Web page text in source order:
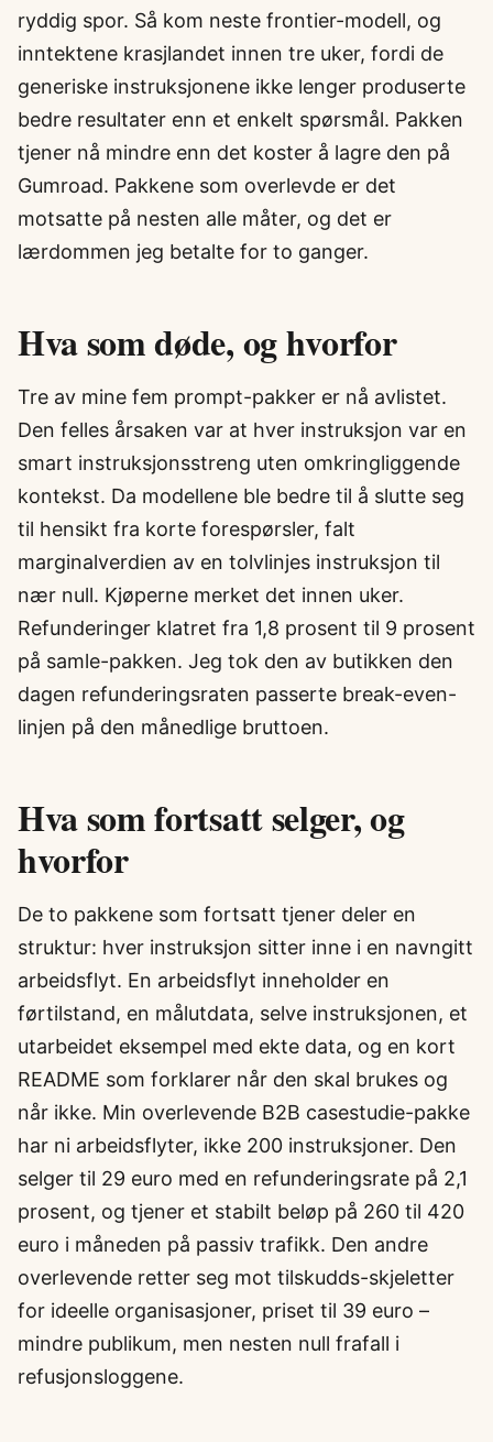
ryddig spor. Så kom neste frontier-modell, og
inntektene krasjlandet innen tre uker, fordi de
generiske instruksjonene ikke lenger produserte
bedre resultater enn et enkelt spørsmål. Pakken
tjener nå mindre enn det koster å lagre den på
Gumroad. Pakkene som overlevde er det
motsatte på nesten alle måter, og det er
lærdommen jeg betalte for to ganger.
Hva som døde, og hvorfor
Tre av mine fem prompt-pakker er nå avlistet.
Den felles årsaken var at hver instruksjon var en
smart instruksjonsstreng uten omkringliggende
kontekst. Da modellene ble bedre til å slutte seg
til hensikt fra korte forespørsler, falt
marginalverdien av en tolvlinjes instruksjon til
nær null. Kjøperne merket det innen uker.
Refunderinger klatret fra 1,8 prosent til 9 prosent
på samle-pakken. Jeg tok den av butikken den
dagen refunderingsraten passerte break-even-
linjen på den månedlige bruttoen.
Hva som fortsatt selger, og
hvorfor
De to pakkene som fortsatt tjener deler en
struktur: hver instruksjon sitter inne i en navngitt
arbeidsflyt. En arbeidsflyt inneholder en
førtilstand, en målutdata, selve instruksjonen, et
utarbeidet eksempel med ekte data, og en kort
README som forklarer når den skal brukes og
når ikke. Min overlevende B2B casestudie-pakke
har ni arbeidsflyter, ikke 200 instruksjoner. Den
selger til 29 euro med en refunderingsrate på 2,1
prosent, og tjener et stabilt beløp på 260 til 420
euro i måneden på passiv trafikk. Den andre
overlevende retter seg mot tilskudds-skjeletter
for ideelle organisasjoner, priset til 39 euro –
mindre publikum, men nesten null frafall i
refusjonsloggene.